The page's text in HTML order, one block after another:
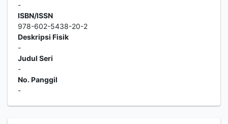
-
ISBN/ISSN
978-602-5438-20-2
Deskripsi Fisik
-
Judul Seri
-
No. Panggil
-